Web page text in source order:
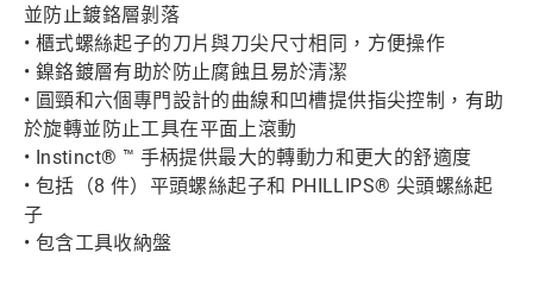
並防止鍍鉻層剝落
• 櫃式螺絲起子的刀片與刀尖尺寸相同，方便操作
• 鎳鉻鍍層有助於防止腐蝕且易於清潔
• 圓頸和六個專門設計的曲線和凹槽提供指尖控制，有助
於旋轉並防止工具在平面上滾動
• Instinct® ™ 手柄提供最大的轉動力和更大的舒適度
• 包括（8 件）平頭螺絲起子和 PHILLIPS® 尖頭螺絲起
子
• 包含工具收納盤